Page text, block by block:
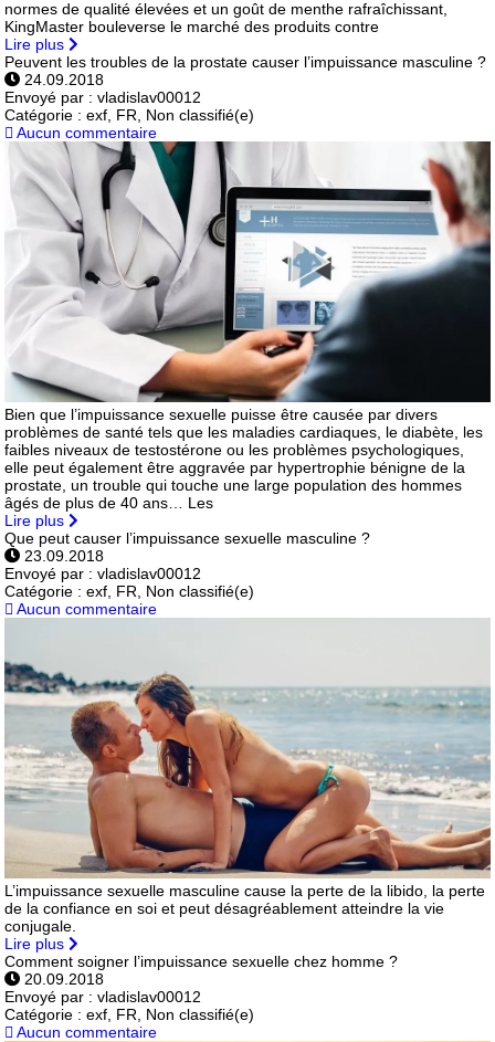
normes de qualité élevées et un goût de menthe rafraîchissant,
KingMaster bouleverse le marché des produits contre
Lire plus
Peuvent les troubles de la prostate causer l’impuissance masculine ?
24.09.2018
Envoyé par :vladislav00012
Catégorie :exf, FR, Non classifié(e)
Aucun commentaire
Bien que l’impuissance sexuelle puisse être causée par divers
problèmes de santé tels que les maladies cardiaques, le diabète, les
faibles niveaux de testostérone ou les problèmes psychologiques,
elle peut également être aggravée par hypertrophie bénigne de la
prostate, un trouble qui touche une large population des hommes
âgés de plus de 40 ans… Les
Lire plus
Que peut causer l’impuissance sexuelle masculine ?
23.09.2018
Envoyé par :vladislav00012
Catégorie :exf, FR, Non classifié(e)
Aucun commentaire
L’impuissance sexuelle masculine cause la perte de la libido, la perte
de la confiance en soi et peut désagréablement atteindre la vie
conjugale.
Lire plus
Comment soigner l’impuissance sexuelle chez homme ?
20.09.2018
Envoyé par :vladislav00012
Catégorie :exf, FR, Non classifié(e)
Aucun commentaire